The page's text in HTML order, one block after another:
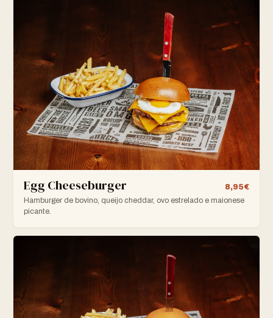
Egg Cheeseburger
8,95€
Hamburger de bovino, queijo cheddar, ovo estrelado e maionese
picante.